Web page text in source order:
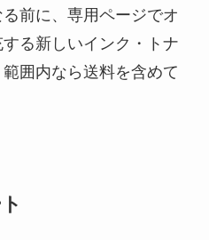
前に、専用ページでオ
る新しいインク・トナ
囲内なら送料を含めて